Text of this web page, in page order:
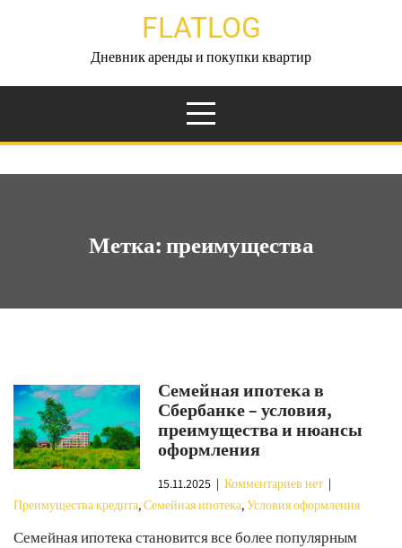
FLATLOG
Дневник аренды и покупки квартир
Метка:преимущества
Семейная ипотека в
Сбербанке – условия,
преимущества и нюансы
оформления
15.11.2025 |Комментариев нет |
Преимущества кредита,Семейная ипотека,Условия оформления
Семейная ипотека становится все более популярным